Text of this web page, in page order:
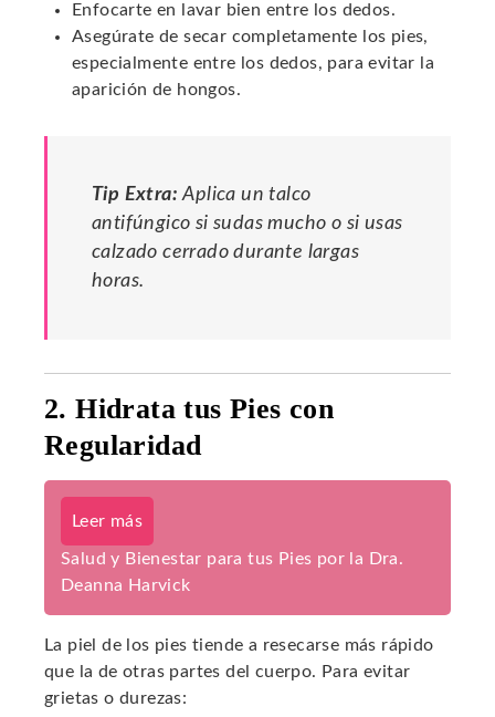
Enfocarte en lavar bien entre los dedos.
Asegúrate de secar completamente los pies,
especialmente entre los dedos, para evitar la
aparición de hongos.
Tip Extra: Aplica un talco
antifúngico si sudas mucho o si usas
calzado cerrado durante largas
horas.
2. Hidrata tus Pies con
Regularidad
Leer más
Salud y Bienestar para tus Pies por la Dra.
Deanna Harvick
La piel de los pies tiende a resecarse más rápido
que la de otras partes del cuerpo. Para evitar
grietas o durezas: